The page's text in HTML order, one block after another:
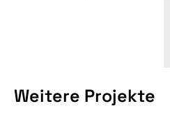
Weitere Projekte
ART